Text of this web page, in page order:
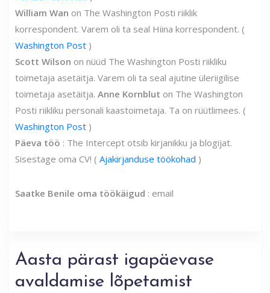
William Wan on The Washington Posti riiklik
korrespondent. Varem oli ta seal Hiina korrespondent. (
Washington Post )
Scott Wilson on nüüd The Washington Posti riikliku
toimetaja asetäitja. Varem oli ta seal ajutine üleriigilise
toimetaja asetäitja. Anne Kornblut on The Washington
Posti riikliku personali kaastoimetaja. Ta on rüütlimees. (
Washington Post )
Päeva töö : The Intercept otsib kirjanikku ja blogijat.
Sisestage oma CV! ( Ajakirjanduse töökohad )
Saatke Benile oma töökäigud : email
Aasta pärast igapäevase
avaldamise lõpetamist